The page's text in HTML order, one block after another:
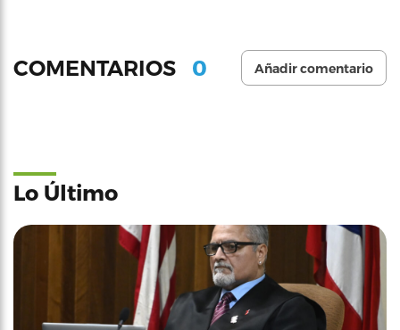
COMENTARIOS 0 Añadir comentario
Lo Último